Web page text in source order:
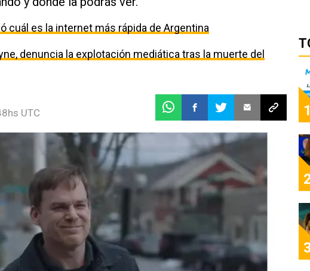
cuál es la internet más rápida de Argentina
denuncia la explotación mediática tras la muerte del
UTC 1